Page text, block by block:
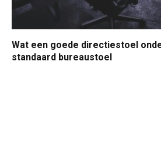
Wat een goede directiestoel
standaard bureaustoel